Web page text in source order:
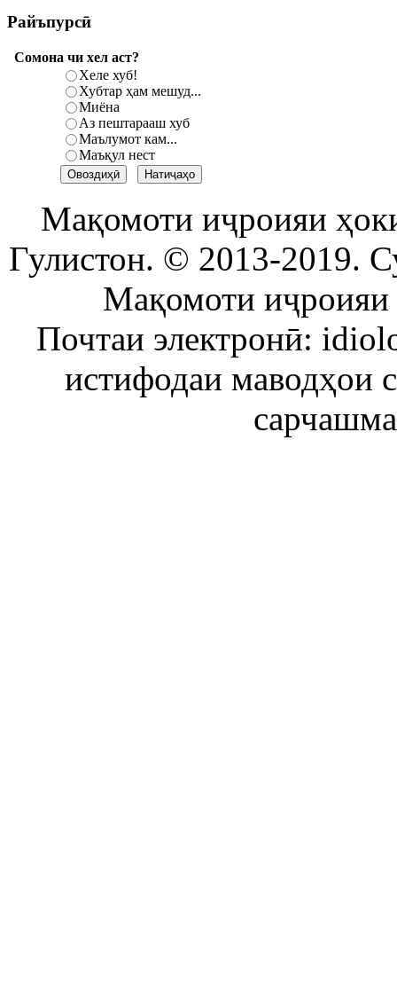
Райъпурсӣ
Сомона чи хел аст?
Хеле хуб!
Хубтар ҳам мешуд...
Миёна
Аз пештарааш хуб
Маълумот кам...
Маъқул нест
Мақомоти иҷроияи
Гулистон. © 2013-2019.
Мақомоти иҷроияи
Почтаи электронӣ:
истифодаи маводҳои